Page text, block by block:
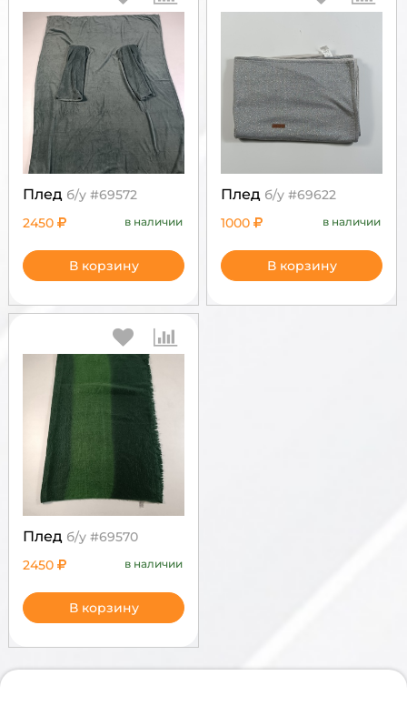
Плед б/у #69572
2450 в наличии
В корзину
Плед б/у #69622
1000 в наличии
В корзину
Плед б/у #69570
2450 в наличии
В корзину